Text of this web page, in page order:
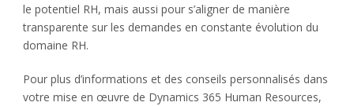
le potentiel RH, mais aussi pour s’aligner de manière
transparente sur les demandes en constante évolution du
domaine RH.
Pour plus d’informations et des conseils personnalisés dans
votre mise en œuvre de Dynamics 365 Human Resources,